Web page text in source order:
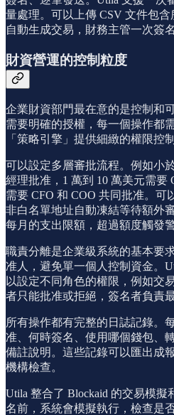
量處理。可以上傳 CSV 文件包
自動生成交易，財務主管一次簽
財資營運的控制粒度
企業財資部門最在意的是控制和
需要明確的授權，每一個操作都
「策略引擎」提供細緻的權限控制
可以設定多層審批流程。例如小
經理批准，1 萬到 10 萬美元需要
需要 CFO 和 COO 共同批准。可
非白名單地址自動凍結等待額外
每月的支出限額，超過額度觸發警
職責分離是企業級系統的基本要
准人，避免單一個人控制資金。
以設定不同角色的權限，例如交
者只能批准或拒絕，簽名者負責
所有操作都有完整的日誌記錄。
准、何時簽名、使用哪個錢包、
備註說明。這些記錄可以匯出成
機構檢查。
Utila 整合了 Blockaid 的交易模
名前，系統會模擬執行，檢查是